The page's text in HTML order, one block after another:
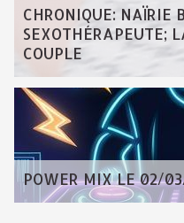
CHRONIQUE: NAÏRIE
SEXOTHÉRAPEUTE;
COUPLE
POWER MIX LE 02/